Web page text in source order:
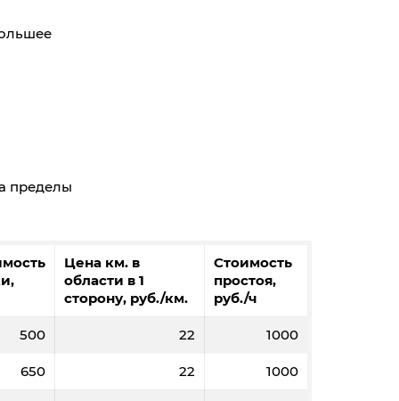
пределы
Цена км. в
области в 1
сторону, руб./км.
Стоимость
простоя,
руб./ч
500 22 1000
650 22 1000